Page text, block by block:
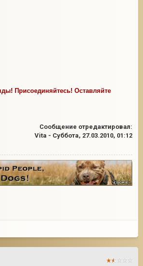
Присоединяйтесь! Оставляйте
Сообщение отредактировал:
Vita - Суббота, 27.03.2010, 01:12